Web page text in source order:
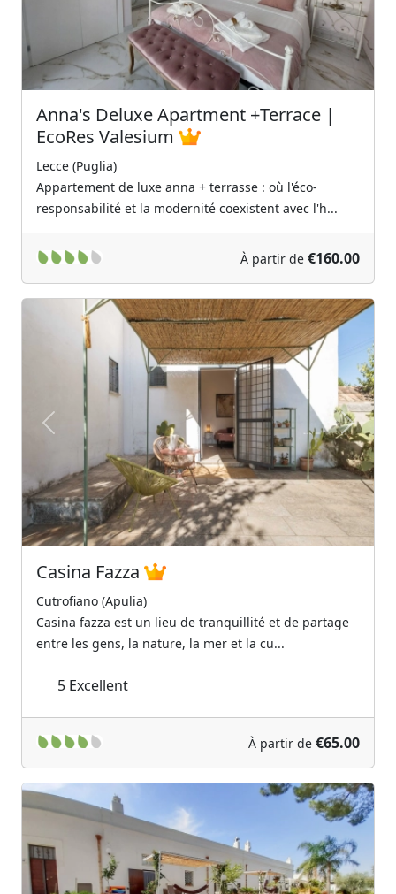
Anna's Deluxe Apartment +Terrace |
EcoRes Valesium
Lecce (Puglia)
Appartement de luxe anna + terrasse : où l'éco-
responsabilité et la modernité coexistent avec l'h...
À partir de €160.00
Previous Next
Casina Fazza
Cutrofiano (Apulia)
Casina fazza est un lieu de tranquillité et de partage
entre les gens, la nature, la mer et la cu...
5 Excellent
À partir de €65.00